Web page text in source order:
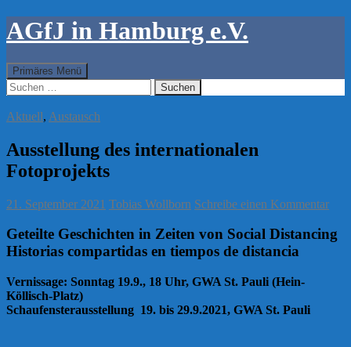
AGfJ in Hamburg e.V.
Suchen
Primäres Menü
Inhalt
springen
Suchen
nach:
Aktuell, Austausch
Ausstellung des internationalen
Fotoprojekts
21. September 2021 Tobias Wollborn Schreibe einen Kommentar
Geteilte Geschichten in Zeiten von Social Distancing
Historias compartidas en tiempos de distancia
Vernissage: Sonntag 19.9., 18 Uhr, GWA St. Pauli (Hein-
Köllisch-Platz)
Schaufensterausstellung 19. bis 29.9.2021, GWA St. Pauli